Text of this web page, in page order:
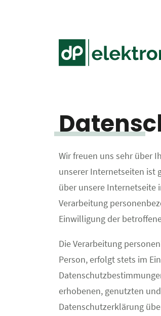
Wir freuen uns sehr über
unserer Internetseiten ist
über unsere Internetseite
Verarbeitung
Einwilligung der
Die Verarbeitung
Person, erfolgt stets im
erhobenen, genutzten
Datenschutzerklärung